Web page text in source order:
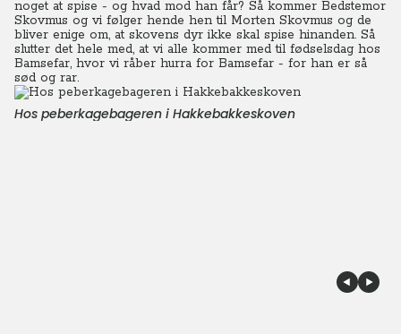
noget at spise - og hvad mod han får? Så kommer Bedstemor
Skovmus og vi følger hende hen til Morten Skovmus og de
bliver enige om, at skovens dyr ikke skal spise hinanden. Så
slutter det hele med, at vi alle kommer med til fødselsdag hos
Bamsefar, hvor vi råber hurra for Bamsefar - for han er så
sød og rar.
Hos peberkagebageren i Hakkebakkeskoven